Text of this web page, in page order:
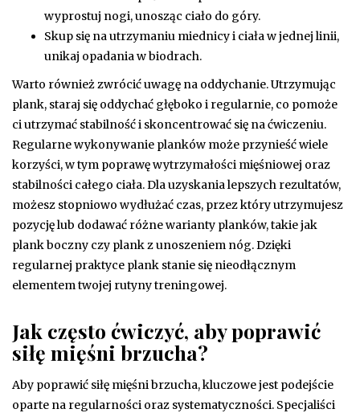
wyprostuj nogi, unosząc ciało do góry.
Skup się na utrzymaniu miednicy i ciała w jednej linii,
unikaj opadania w biodrach.
Warto również zwrócić uwagę na oddychanie. Utrzymując
plank, staraj się oddychać głęboko i regularnie, co pomoże
ci utrzymać stabilność i skoncentrować się na ćwiczeniu.
Regularne wykonywanie planków może przynieść wiele
korzyści, w tym poprawę wytrzymałości mięśniowej oraz
stabilności całego ciała. Dla uzyskania lepszych rezultatów,
możesz stopniowo wydłużać czas, przez który utrzymujesz
pozycję lub dodawać różne warianty planków, takie jak
plank boczny czy plank z unoszeniem nóg. Dzięki
regularnej praktyce plank stanie się nieodłącznym
elementem twojej rutyny treningowej.
Jak często ćwiczyć, aby poprawić
siłę mięśni brzucha?
Aby poprawić siłę mięśni brzucha, kluczowe jest podejście
oparte na regularności oraz systematyczności. Specjaliści